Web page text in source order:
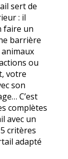
sert de
: il
faire un
barrière
ou
votre
son
C’est
complètes
avec un
critères
adapté